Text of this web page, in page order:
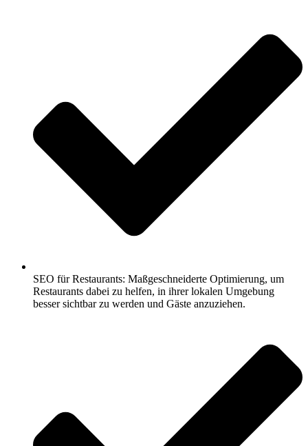
SEO für Restaurants: Maßgeschneiderte Optimierung, um
Restaurants dabei zu helfen, in ihrer lokalen Umgebung
besser sichtbar zu werden und Gäste anzuziehen.